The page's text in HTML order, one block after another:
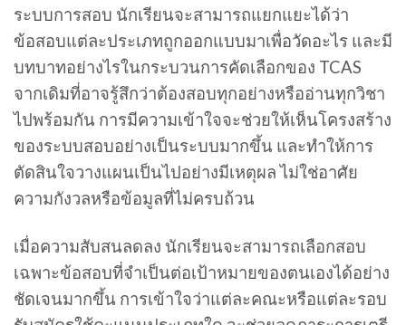
ระบบการสอบ นักเรียนจะสามารถแยกแยะได้ว่า
ข้อสอบแต่ละประเภทถูกออกแบบมาเพื่อวัดอะไร และมี
บทบาทอย่างไรในกระบวนการคัดเลือกของ TCAS
จากเดิมที่อาจรู้สึกว่าต้องสอบทุกอย่างหรืออ่านทุกวิชา
ไปพร้อมกัน การมีความเข้าใจจะช่วยให้เห็นโครงสร้าง
ของระบบสอบอย่างเป็นระบบมากขึ้น และทำให้การ
ตัดสินใจวางแผนเป็นไปอย่างมีเหตุผล ไม่ใช่อาศัย
ความกังวลหรือข้อมูลที่ไม่ครบถ้วน
เมื่อความสับสนลดลง นักเรียนจะสามารถเลือกสอบ
เฉพาะข้อสอบที่จำเป็นต่อเป้าหมายของตนเองได้อย่าง
ชัดเจนมากขึ้น การเข้าใจว่าแต่ละคณะหรือแต่ละรอบ